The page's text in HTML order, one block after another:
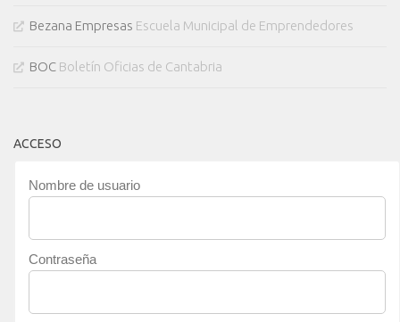
Bezana Empresas Escuela Municipal de Emprendedores
BOC Boletín Oficias de Cantabria
ACCESO
Nombre de usuario
Contraseña